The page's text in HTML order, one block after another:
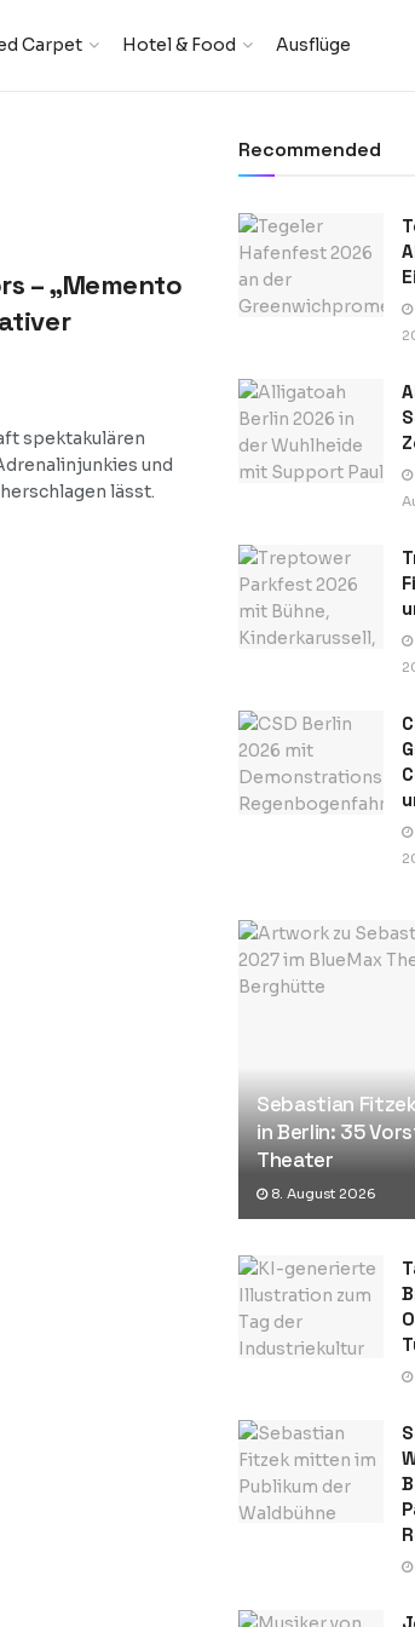
Carpet Hotel & Food Ausflüge
– „Memento
spektakulären
und
lässt.
Recommended
Sebastian
in Berlin: 35
Theater
8. August 2026